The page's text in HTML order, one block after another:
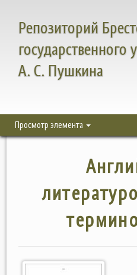
Репозиторий
государственного
А. С. Пушкина
Просмотр элемента